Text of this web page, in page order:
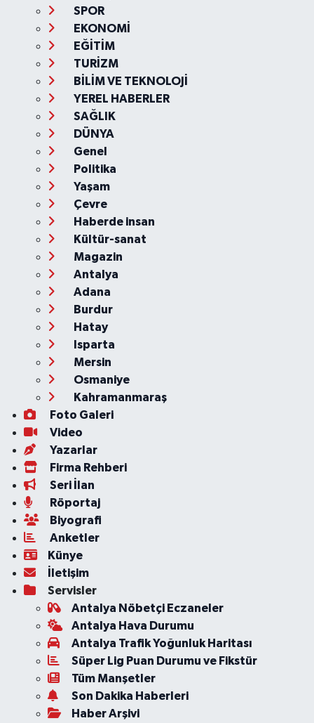
SPOR
EKONOMİ
EĞİTİM
TURİZM
BİLİM VE TEKNOLOJİ
YEREL HABERLER
SAĞLIK
DÜNYA
Genel
Politika
Yaşam
Çevre
Haberde insan
Kültür-sanat
Magazin
Antalya
Adana
Burdur
Hatay
Isparta
Mersin
Osmaniye
Kahramanmaraş
Foto Galeri
Video
Yazarlar
Firma Rehberi
Seri İlan
Röportaj
Biyografi
Anketler
Künye
İletişim
Servisler
Antalya Nöbetçi Eczaneler
Antalya Hava Durumu
Antalya Trafik Yoğunluk Haritası
Süper Lig Puan Durumu ve Fikstür
Tüm Manşetler
Son Dakika Haberleri
Haber Arşivi